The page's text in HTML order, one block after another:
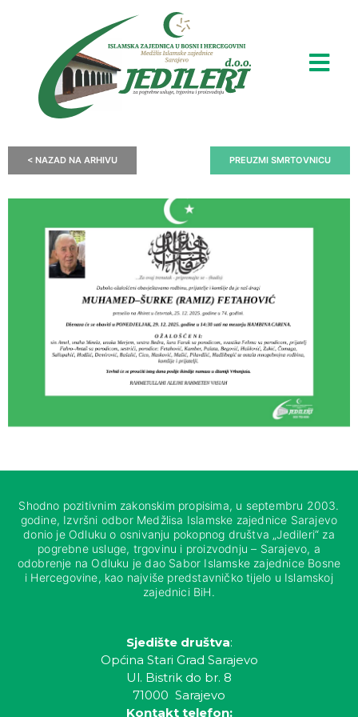
< NAZAD NA ARHIVU PREUZMI SMRTOVNICU
Shodno pozitivnim zakonskim propisima, u septembru 2003.
godine, Izvršni odbor Medžlisa Islamske zajednice Sarajevo
donio je Odluku o osnivanju pokopnog društva „Jedileri“ za
pogrebne usluge, trgovinu i proizvodnju – Sarajevo, a
odobrenje na Odluku je dao Sabor Islamske zajednice Bosne
i Hercegovine, kao najviše predstavničko tijelo u Islamskoj
zajednici BiH.
Sjedište društva:
Općina Stari Grad Sarajevo
Ul. Bistrik do br. 8
71000 Sarajevo
Kontakt telefon: